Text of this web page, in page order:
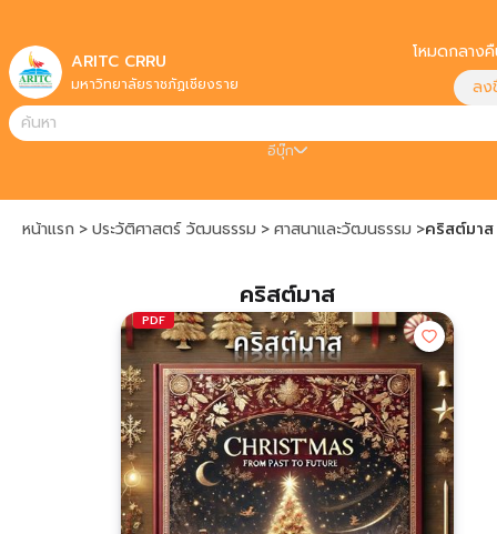
ARITC CRRU
มหาวิทยาลัยราชภัฏเชียงราย
โหมดกลาง
เ
ลง
อีบุ๊ก
หน้าแรก >ประวัติศาสตร์ วัฒนธรรม >ศาสนาและวัฒนธรรม >คริสต์มาส
คริสต์มาส
PDF